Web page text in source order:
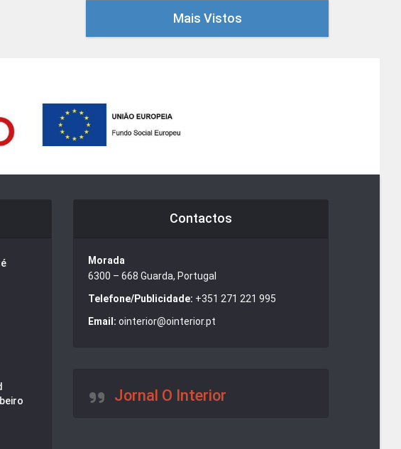
Mais Vistos
Contactos
Morada
6300 – 668 Guarda, Portugal
Telefone/Publicidade: +351 271 221 995
Email: ointerior@ointerior.pt
Jornal O Interior